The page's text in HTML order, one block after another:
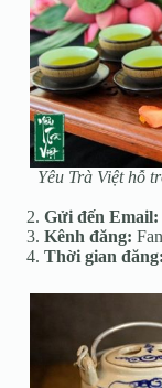
Yêu Trà Việt hỗ
Gửi đến Email:
Kênh đăng:
Thời gian đăng: